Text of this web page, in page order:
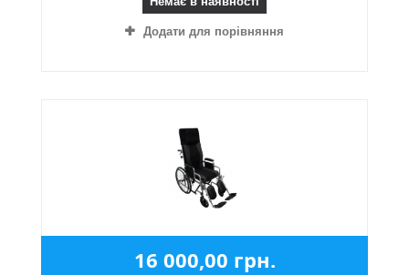
Додати для порівняння
16 000,00 грн.